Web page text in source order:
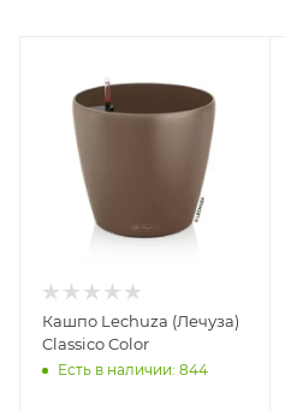
Кашпо Lechuza (Лечуза)
Classico Color
Есть в наличии: 844